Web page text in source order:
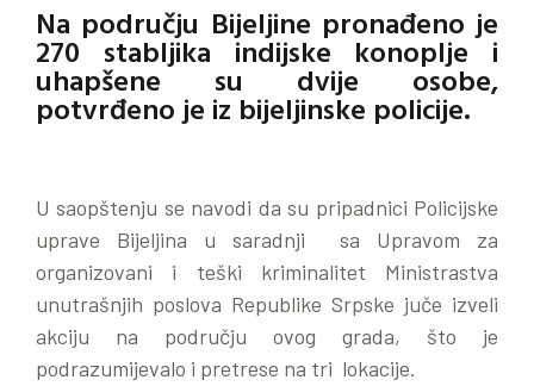
Na području Bijeljine pronađeno je
270 stabljika indijske konoplje i
uhapšene su dvije osobe,
potvrđeno je iz bijeljinske policije.
U saopštenju se navodi da su pripadnici Policijske
uprave Bijeljina u saradnji sa Upravom za
organizovani i teški kriminalitet Ministrastva
unutrašnjih poslova Republike Srpske juče izveli
akciju na području ovog grada, što je
podrazumijevalo i pretrese na tri lokacije.